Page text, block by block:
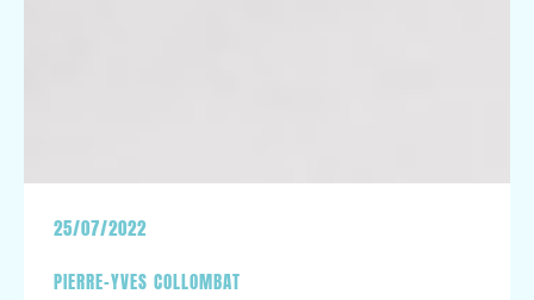
25/07/2022
PIERRE-YVES COLLOMBAT